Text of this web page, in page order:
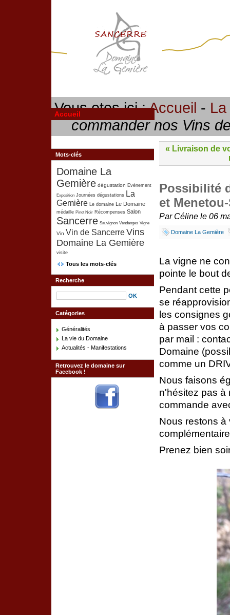
Vous etes ici :Accueil -
commander nos Vins
Accueil
« Livraison de
Possibilité
et
Par Céline le 06
Domaine La Gemière
La vigne ne
pointe le bout
Pendant cette
se
les consignes
à passer vos
par mail :
Domaine
comme un
Nous faisons
n'hésitez pas à
commande
Nous restons à
Prenez bien
Mots-clés
Domaine La
Gemière dégustation Evènement
Exposition Journées dégustations La
Gemière Le domaine Le Domaine
médaille Pinot Noir Récompenses Salon
Sancerre Sauvignon Vendanges Vigne
Vin Vin de SancerreVins
Domaine La Gemière
visite
Tous les mots-clés
Recherche
Catégories
Généralités
La vie du Domaine
Actualités - Manifestations
Retrouvez le domaine sur
Facebook !